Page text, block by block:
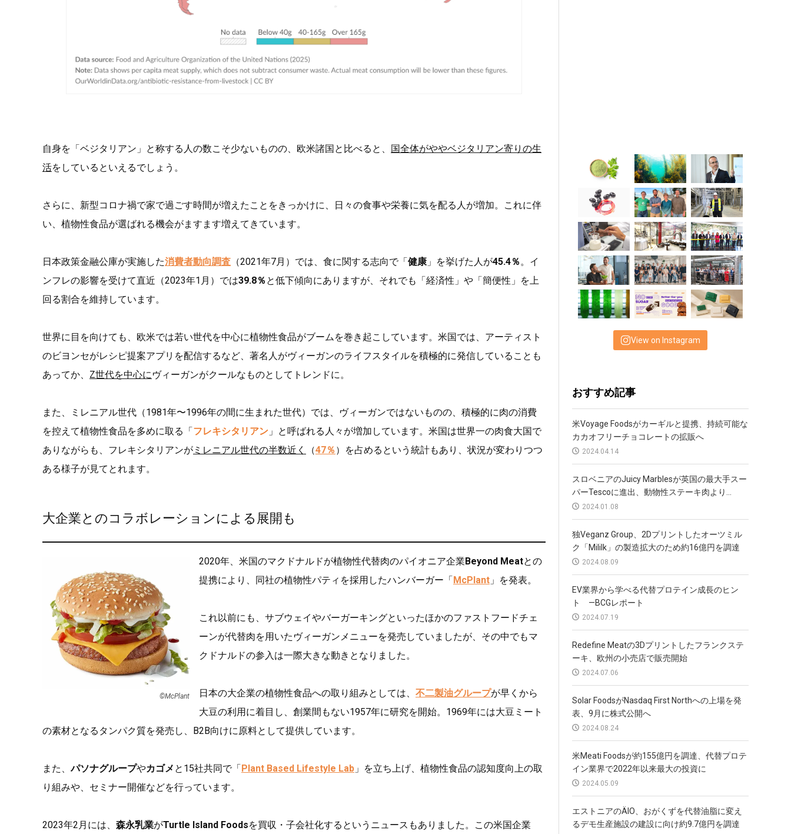
自身を「ベジタリアン」と称する人の数こそ少ないものの、欧米諸国と比べると、 国全体がややベジタリアン寄りの生
活をしているといえるでしょう。
さらに、新型コロナ禍で家で過ごす時間が増えたことをきっかけに、日々の食事や栄養に気を配る人が増加。これに伴
い、植物性食品が選ばれる機会がますます増えてきています。
日本政策金融公庫が実施した消費者動向調査 （2021年7月）では、食に関する志向で「健康 」を挙げた人が45.4％。イ
ンフレの影響を受けて直近（2023年1月）では39.8％ と低下傾向にありますが、それでも「経済性」や「簡便性」を上
回る割合を維持しています。
世界に目を向けても、欧米では若い世代を中心に植物性食品がブームを巻き起こしています。米国では、アーティスト
のビヨンセがレシピ提案アプリを配信するなど、著名人がヴィーガンのライフスタイルを積極的に発信していることも
あってか、 Z世代を中心にヴィーガンがクールなものとしてトレンドに。
また、ミレニアル世代（1981年〜1996年の間に生まれた世代）では、ヴィーガンではないものの、積極的に肉の消費
を控えて植物性食品を多めに取る「フレキシタリアン 」と呼ばれる人々が増加しています。米国は世界一の肉食大国で
ありながらも、フレキシタリアンが ミレニアル世代の半数近く （47％ ）を占めるという統計もあり、状況が変わりつつ
ある様子が見てとれます。
大企業とのコラボレーションによる展開も
©︎McPlant
2020年、米国のマクドナルドが植物性代替肉のパイオニア企業 Beyond Meatとの
提携により、同社の植物性パティを採用したハンバーガー「 McPlant 」を発表。
これ以前にも、サブウェイやバーガーキングといったほかのファストフードチェ
ーンが代替肉を用いたヴィーガンメニューを発売していましたが、その中でもマ
クドナルドの参入は一際大きな動きとなりました。
日本の大企業の植物性食品への取り組みとしては、 不二製油グループが早くから
大豆の利用に着目し、創業間もない1957年に研究を開始。1969年には大豆ミート
の素材となるタンパク質を発売し、B2B向けに原料として提供しています。
また、パソナグループやカゴメ と15社共同で「 Plant Based Lifestyle Lab 」を立ち上げ、植物性食品の認知度向上の取
り組みや、セミナー開催などを行っています。
2023年2月には、 森永乳業がTurtle Island Foodsを買収・子会社化するというニュースもありました。この米国企業
View on Instagram
おすすめ記事
米Voyage Foodsがカーギルと提携、持続可能な
カカオフリーチョコレートの拡販へ
2024.04.14
スロベニアのJuicy Marblesが英国の最大手スー
パーTescoに進出、動物性ステーキ肉より...
2024.01.08
独Veganz Group、2Dプリントしたオーツミル
ク「Mililk」の製造拡大のため約16億円を調達
2024.08.09
EV業界から学べる代替プロテイン成長のヒン
ト —BCGレポート
2024.07.19
Redefine Meatの3Dプリントしたフランクステ
ーキ、欧州の小売店で販売開始
2024.07.06
Solar FoodsがNasdaq First Northへの上場を発
表、9月に株式公開へ
2024.08.24
米Meati Foodsが約155億円を調達、代替プロテ
イン業界で2022年以来最大の投資に
2024.05.09
エストニアのÄIO、おがくずを代替油脂に変え
るデモ生産施設の建設に向け約9.7億円を調達